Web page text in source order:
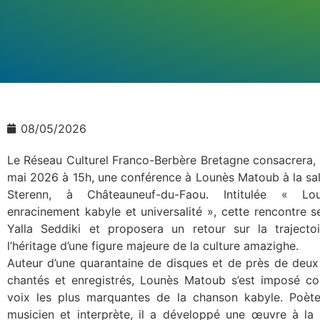
08/05/2026
Le Réseau Culturel Franco-Berbère Bretagne consacrera,
mai 2026 à 15h, une conférence à Lounès Matoub à la
Sterenn, à Châteauneuf-du-Faou. Intitulée «
enracinement kabyle et universalité », cette rencontre
Yalla Seddiki et proposera un retour sur la
l’héritage d’une figure majeure de la culture amazighe.
Auteur d’une quarantaine de disques et de près de
chantés et enregistrés, Lounès Matoub s’est imposé
voix les plus marquantes de la chanson kabyle.
musicien et interprète, il a développé une œuvre à la